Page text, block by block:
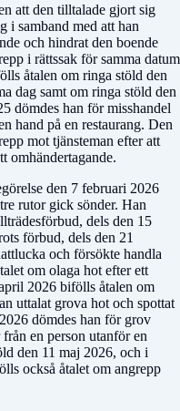
att den tilltalade gjort sig
i samband med att han
och hindrat den boende
i rättssak för samma datum
åtalen om ringa stöld den
dag samt om ringa stöld den
dömdes han för misshandel
hand på en restaurang. Den
mot tjänsteman efter att
omhändertagande.
den 7 februari 2026
rutor gick sönder. Han
dels den 15
förbud, dels den 21
och försökte handla
om olaga hot efter ett
2026 bifölls åtalen om
uttalat grova hot och spottat
dömdes han för grov
en person utanför en
den 11 maj 2026, och i
också åtalet om angrepp